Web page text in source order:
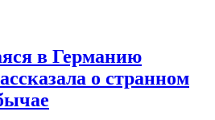
в Германию
о странном